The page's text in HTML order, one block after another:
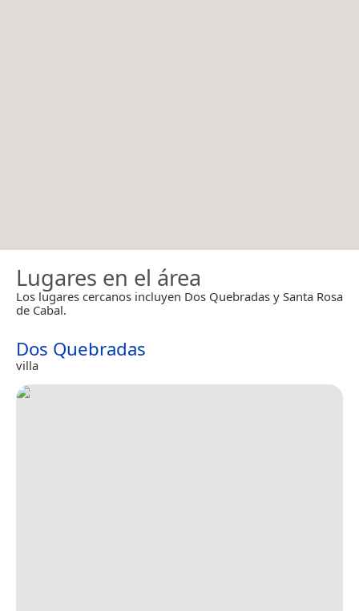
Lugares en el área
Los lugares cercanos incluyen Dos Quebradas y Santa Rosa
de Cabal.
Dos Quebradas
villa